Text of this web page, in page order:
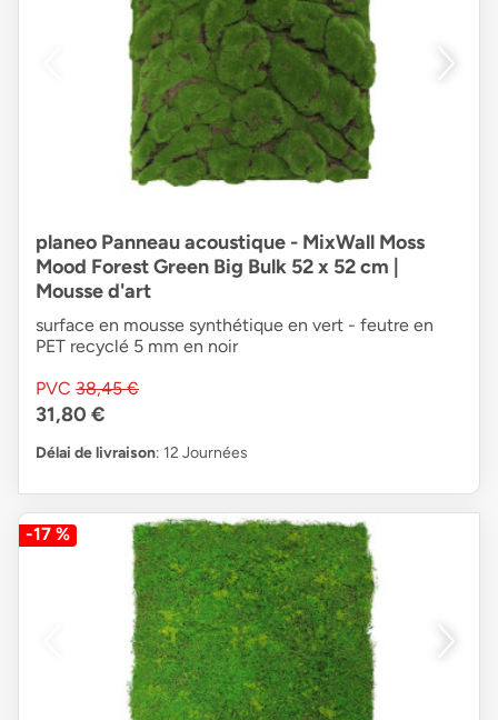
planeo Panneau acoustique - MixWall Moss
Mood Forest Green Big Bulk 52 x 52 cm |
Mousse d'art
surface en mousse synthétique en vert - feutre en
PET recyclé 5 mm en noir
PVC 38,45 €
31,80 €
Délai de livraison: 12 Journées
-17 %